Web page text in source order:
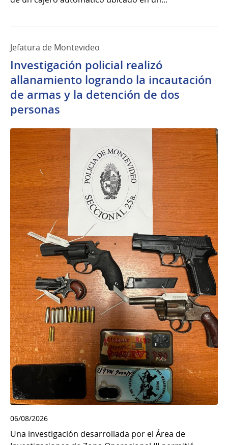
Jefatura de Montevideo
Investigación policial realizó
allanamiento logrando la incautación
de armas y la detención de dos
personas
06/08/2026
Una investigación desarrollada por el Área de